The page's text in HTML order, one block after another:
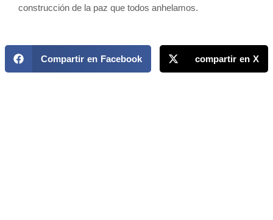
construcción de la paz que todos anhelamos.
Compartir en Facebook compartir en X